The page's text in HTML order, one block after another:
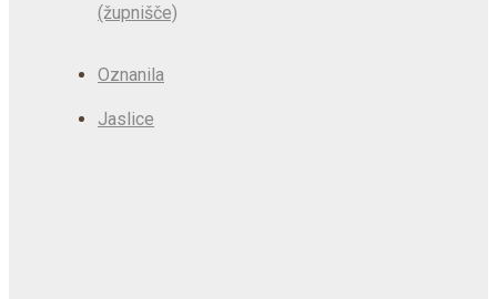
(župnišče)
Oznanila
Jaslice